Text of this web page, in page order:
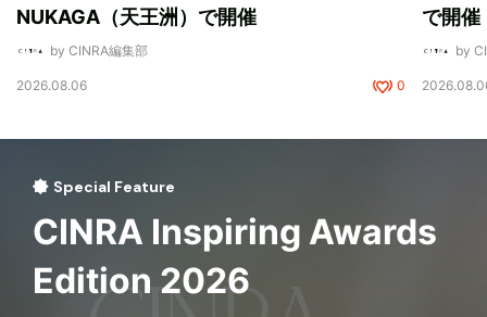
NUKAGA（天王洲）で開催
by CINRA編集部
2026.08.06 0
で開催
by
Special Feature
CINRA Inspiring Awards
Edition 2026